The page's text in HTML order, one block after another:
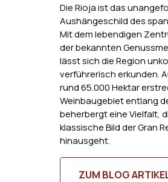
Die Rioja ist das
Aushängeschild des
Mit dem lebendigen
der bekannten
lässt sich die Region
verführerisch erkunden.
rund 65.000 Hektar
Weinbaugebiet entlang
beherbergt eine Vielfalt,
klassische Bild der Gran
hinausgeht.
ZUM BLOG